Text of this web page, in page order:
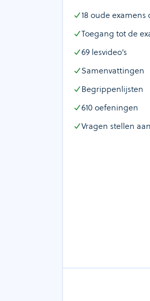
18 oude examens
Toegang tot de
69 lesvideo’s
Samenvattingen
Begrippenlijsten
610 oefeningen
Vragen stellen